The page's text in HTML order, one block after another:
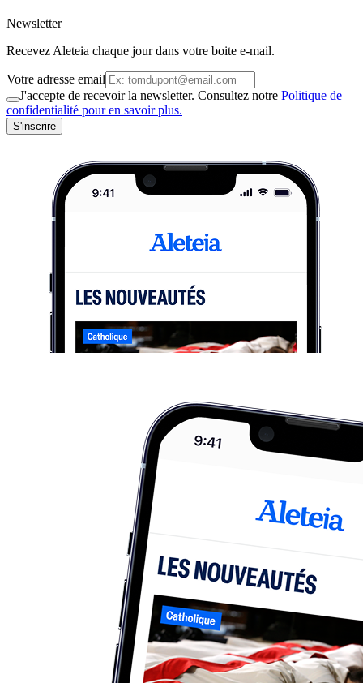
Newsletter
Recevez Aleteia chaque jour dans votre boite e-mail.
Votre adresse email
J'accepte de recevoir la newsletter. Consultez notre Politique de
confidentialité pour en savoir plus.
S'inscrire